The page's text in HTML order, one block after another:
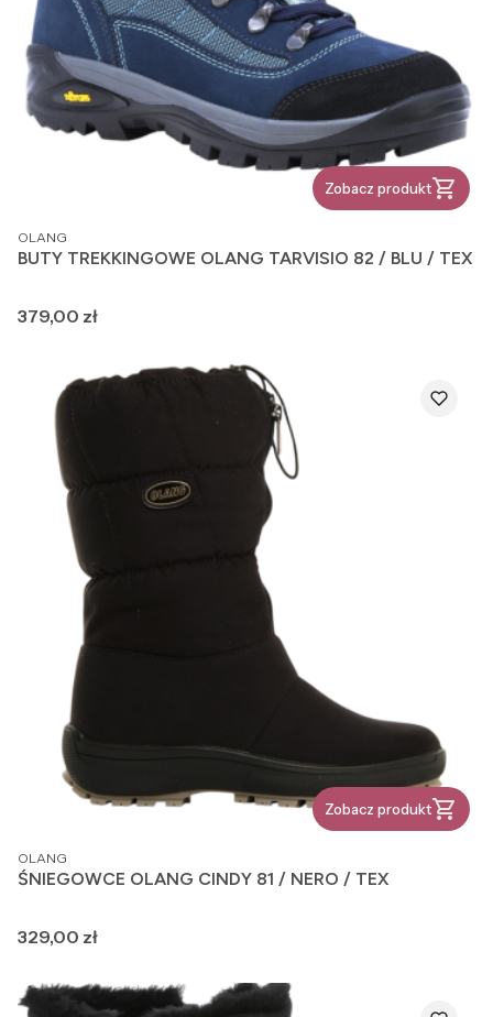
Zobacz produkt
PRODUCENT
OLANG
BUTY TREKKINGOWE OLANG TARVISIO 82 / BLU / TEX
Cena
379,00 zł
Zobacz produkt
PRODUCENT
OLANG
ŚNIEGOWCE OLANG CINDY 81 / NERO / TEX
Cena
329,00 zł